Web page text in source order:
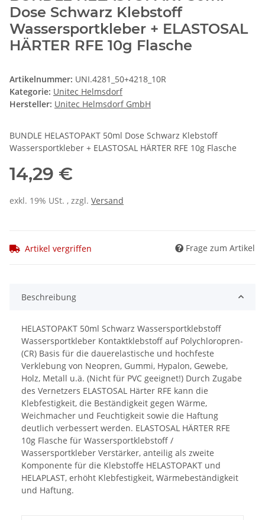
Dose Schwarz Klebstoff
Wassersportkleber + ELASTOSAL
HÄRTER RFE 10g Flasche
Artikelnummer: UNI.4281_50+4218_10R
Kategorie: Unitec Helmsdorf
Hersteller: Unitec Helmsdorf GmbH
BUNDLE HELASTOPAKT 50ml Dose Schwarz Klebstoff
Wassersportkleber + ELASTOSAL HÄRTER RFE 10g Flasche
14,29 €
exkl. 19% USt. , zzgl. Versand
Artikel vergriffen Frage zum Artikel
Beschreibung
HELASTOPAKT 50ml Schwarz Wassersportklebstoff
Wassersportkleber Kontaktklebstoff auf Polychloropren-
(CR) Basis für die dauerelastische und hochfeste
Verklebung von Neopren, Gummi, Hypalon, Gewebe,
Holz, Metall u.ä. (Nicht für PVC geeignet!) Durch Zugabe
des Vernetzers ELASTOSAL Härter RFE kann die
Klebfestigkeit, die Beständigkeit gegen Wärme,
Weichmacher und Feuchtigkeit sowie die Haftung
deutlich verbessert werden. ELASTOSAL HÄRTER RFE
10g Flasche für Wassersportklebstoff /
Wassersportkleber Verstärker, anteilig als zweite
Komponente für die Klebstoffe HELASTOPAKT und
HELAPLAST, erhöht Klebfestigkeit, Wärmebeständigkeit
und Haftung.